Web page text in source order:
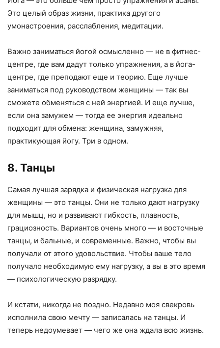
Это целый образ жизни, практика другого
умонастроения, расслабления, медитации.
Важно заниматься йогой осмысленно — не в фитнес-
центре, где вам дадут только упражнения, а в йога-
центре, где преподают еще и теорию. Еще лучше
заниматься под руководством женщины — так вы
сможете обменяться с ней энергией. И еще лучше,
если она замужем — тогда ее энергия идеально
подходит для обмена: женщина, замужняя,
практикующая йогу. Три в одном.
8. Танцы
Самая лучшая зарядка и физическая нагрузка для
женщины — это танцы. Они не только дают нагрузку
для мышц, но и развивают гибкость, плавность,
грациозность. Вариантов очень много — и восточные
танцы, и бальные, и современные. Важно, чтобы вы
получали от этого удовольствие. Чтобы ваше тело
получало необходимую ему нагрузку, а вы в это время
— психологическую разрядку.
И кстати, никогда не поздно. Недавно моя свекровь
исполнила свою мечту — записалась на танцы. И
теперь недоумевает — чего же она ждала всю жизнь.